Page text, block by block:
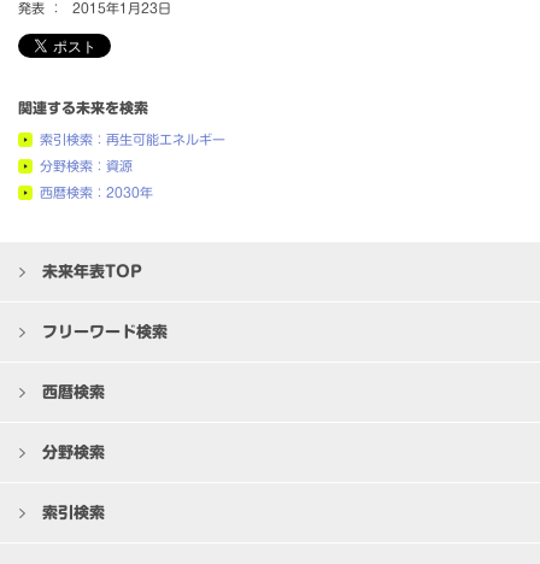
発表 ：
2015年1月23日
関連する未来を検索
索引検索：再生可能エネルギー
分野検索：資源
西暦検索：2030年
未来年表TOP
フリーワード検索
西暦検索
分野検索
索引検索